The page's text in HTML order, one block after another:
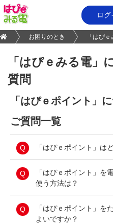
ロ
お困りのとき 「はぴ
「はぴｅみる電」
質問
「はぴｅポイント」
ご質問一覧
「はぴｅポイント」は
「はぴｅみる電」をご
気・ガスのご使用に応
ンツのご利用で「はぴ
トクにためていただく
また、電気料金・ガス
「はぴｅポイント」を
使う方法は？
「はぴｅみる電」にロ
ト」サイトトップペー
「はぴｅポイント」を
よいですか？